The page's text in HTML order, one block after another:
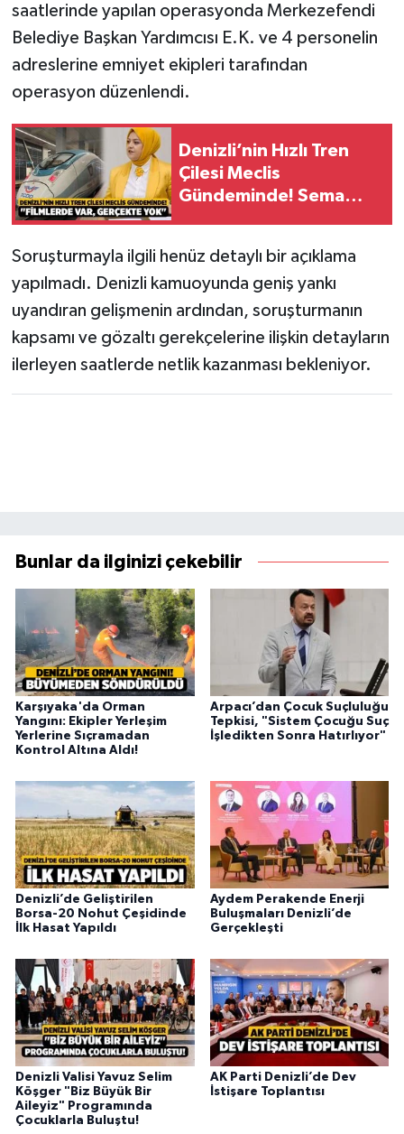
saatlerinde yapılan operasyonda Merkezefendi
Belediye Başkan Yardımcısı E.K. ve 4 personelin
adreslerine emniyet ekipleri tarafından
operasyon düzenlendi.
Denizli’nin Hızlı Tren
Çilesi Meclis
Gündeminde! Sema
Soruşturmayla ilgili henüz detaylı bir açıklama
yapılmadı. Denizli kamuoyunda geniş yankı
uyandıran gelişmenin ardından, soruşturmanın
kapsamı ve gözaltı gerekçelerine ilişkin detayların
ilerleyen saatlerde netlik kazanması bekleniyor.
Bunlar da ilginizi çekebilir
Karşıyaka'da Orman
Yangını: Ekipler Yerleşim
Yerlerine Sıçramadan
Kontrol Altına Aldı!
Arpacı’dan Çocuk Suçluluğu
Tepkisi, "Sistem Çocuğu Suç
İşledikten Sonra Hatırlıyor"
Denizli’de Geliştirilen
Borsa-20 Nohut Çeşidinde
İlk Hasat Yapıldı
Aydem Perakende Enerji
Buluşmaları Denizli’de
Gerçekleşti
Denizli Valisi Yavuz Selim
Köşger "Biz Büyük Bir
Aileyiz" Programında
Çocuklarla Buluştu!
AK Parti Denizli’de Dev
İstişare Toplantısı